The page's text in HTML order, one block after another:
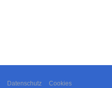
Datenschutz Cookies